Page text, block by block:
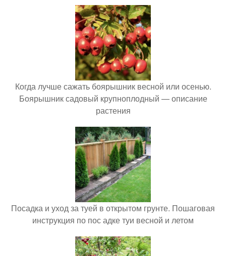
Когда лучше сажать боярышник весной или осенью.
Боярышник садовый крупноплодный — описание
растения
Посадка и уход за туей в открытом грунте. Пошаговая
инструкция по пос адке туи весной и летом